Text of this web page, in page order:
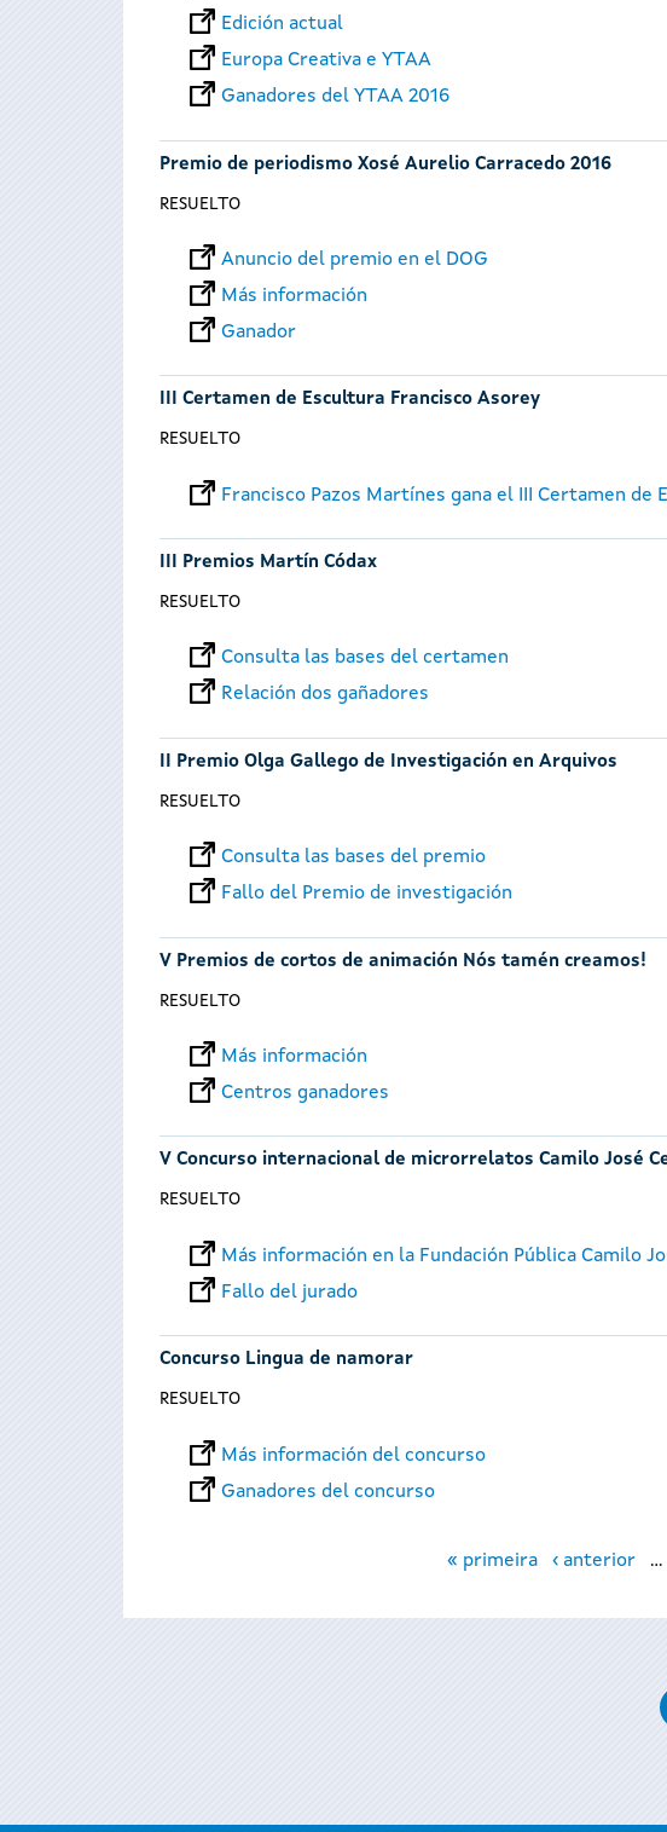
Edición actual
Europa Creativa e YTAA
Ganadores del YTAA 2016
Premio de periodismo Xosé Aurelio Carracedo 2016
RESUELTO
Anuncio del premio en el DOG
Más información
Ganador
III Certamen de Escultura Francisco Asorey
RESUELTO
Francisco Pazos Martínes gana el III Certamen de
III Premios Martín Códax
RESUELTO
Consulta las bases del certamen
Relación dos gañadores
II Premio Olga Gallego de Investigación en Arquivos
RESUELTO
Consulta las bases del premio
Fallo del Premio de investigación
V Premios de cortos de animación Nós tamén creamos!
RESUELTO
Más información
Centros ganadores
V Concurso internacional de microrrelatos Camilo José
RESUELTO
Más información en la Fundación Pública Camilo
Fallo del jurado
Concurso Lingua de namorar
RESUELTO
Más información del concurso
Ganadores del concurso
« primeira ‹ anterior …